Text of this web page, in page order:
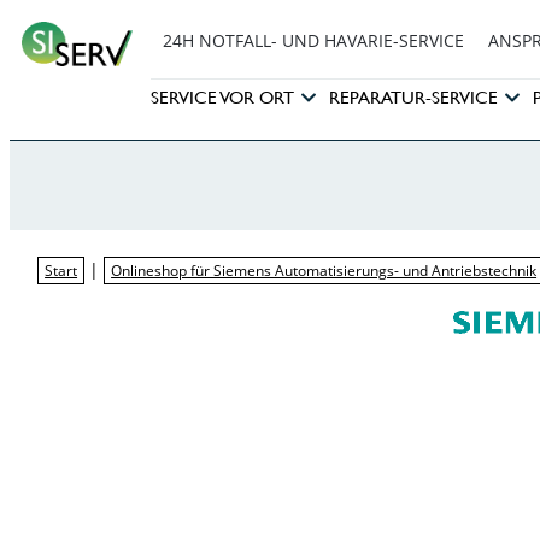
24H NOTFALL- UND HAVARIE-SERVICE
SERVICE VOR ORT REPARATUR-SERVICE
Start | Onlineshop für Siemens Automatisierungs- und Antriebstechnik